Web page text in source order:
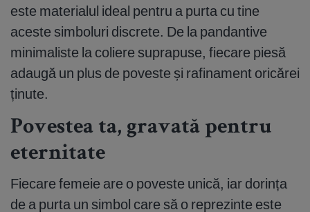
este materialul ideal pentru a purta cu tine
aceste simboluri discrete. De la pandantive
minimaliste la coliere suprapuse, fiecare piesă
adaugă un plus de poveste și rafinament oricărei
ținute.
Povestea ta, gravată pentru
eternitate
Fiecare femeie are o poveste unică, iar dorința
de a purta un simbol care să o reprezinte este